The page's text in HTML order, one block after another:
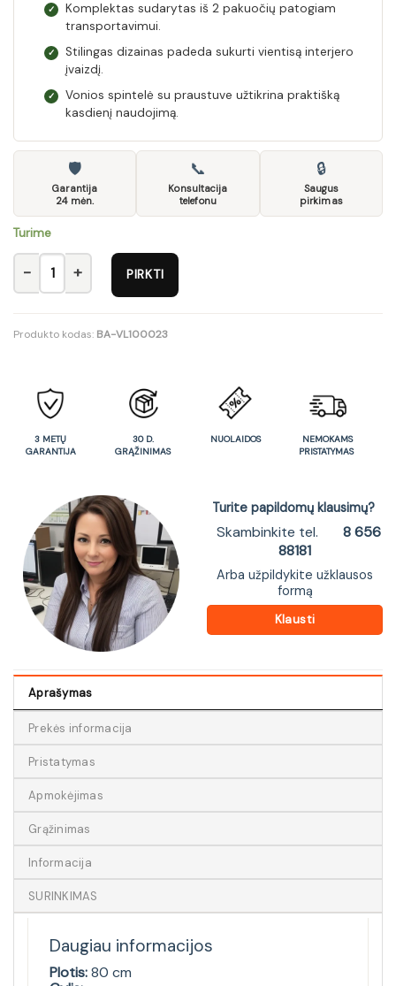
✓
Komplektas sudarytas iš 2 pakuočių patogiam
transportavimui.
✓
Stilingas dizainas padeda sukurti vientisą interjero
įvaizdį.
✓
Vonios spintelė su praustuve užtikrina praktišką
kasdienį naudojimą.
🛡
Garantija
24 mėn.
📞
Konsultacija
telefonu
🔒
Saugus
pirkimas
Turime
produkto kiekis: Komplektas 80cm
PIRKTI
Produkto kodas: BA-VL100023
3 METŲ
GARANTIJA
30 D.
GRĄŽINIMAS
NUOLAIDOS
NEMOKAMS
PRISTATYMAS
Turite papildomų klausimų?
Skambinkite tel.
8 656
88181
Arba užpildykite užklausos
formą
Klausti
Aprašymas
Prekės informacija
Pristatymas
Apmokėjimas
Grąžinimas
Informacija
SURINKIMAS
Daugiau informacijos
Plotis:80 cm